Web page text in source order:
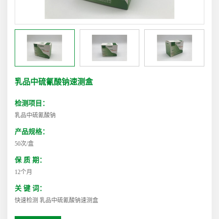
乳品中硫氰酸钠速测盒
检测项目：
乳品中硫氰酸钠
产品规格：
50次/盒
保 质 期：
12个月
关 键 词：
快速检测 乳品中硫氰酸钠速测盒